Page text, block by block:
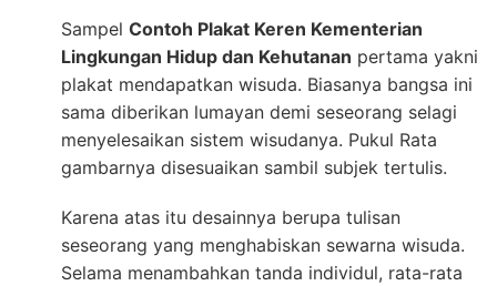
Sampel Contoh Plakat Keren Kementerian
Lingkungan Hidup dan Kehutanan pertama yakni
plakat mendapatkan wisuda. Biasanya bangsa ini
sama diberikan lumayan demi seseorang selagi
menyelesaikan sistem wisudanya. Pukul Rata
gambarnya disesuaikan sambil subjek tertulis.
Karena atas itu desainnya berupa tulisan
seseorang yang menghabiskan sewarna wisuda.
Selama menambahkan tanda individul, rata-rata